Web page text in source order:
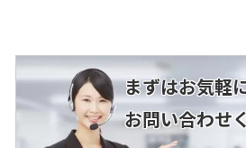
まずはお気軽
お問い合わせ